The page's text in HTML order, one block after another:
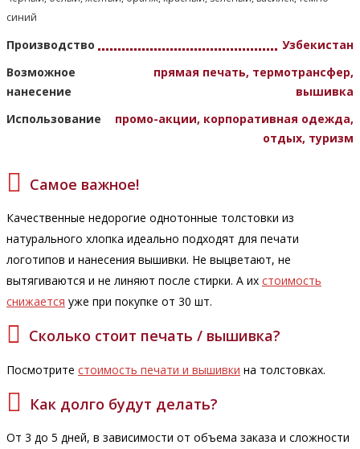
синий
Производство
Узбекистан
Возможное
нанесение
прямая печать, термотрансфер,
вышивка
Использование
промо-акции, корпоративная одежда,
отдых, туризм
Самое важное!
Качественные недорогие однотонные толстовки из
натурального хлопка идеально подходят для печати
логотипов и нанесения вышивки. Не выцветают, не
вытягиваются и не линяют после стирки. А их стоимость
снижается уже при покупке от 30 шт.
Сколько стоит печать / вышивка?
Посмотрите стоимость печати и вышивки на толстовках.
Как долго будут делать?
От 3 до 5 дней, в зависимости от объема заказа и сложности